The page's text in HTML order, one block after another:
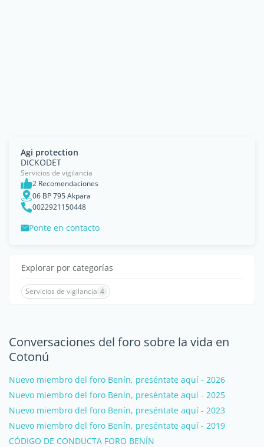
Agi protection
DICKODET
Servicios de vigilancia
2 Recomendaciones
06 BP 795 Akpara
0022921150448
Ponte en contacto
Explorar por categorías
Servicios de vigilancia 4
Conversaciones del foro sobre la vida en
Cotonú
Nuevo miembro del foro Benín, preséntate aquí - 2026
Nuevo miembro del foro Benín, preséntate aquí - 2025
Nuevo miembro del foro Benín, preséntate aquí - 2023
Nuevo miembro del foro Benín, preséntate aquí - 2019
CÓDIGO DE CONDUCTA FORO BENÍN